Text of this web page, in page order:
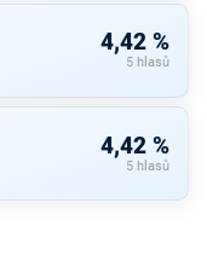
4,42 %
5 hlasů
4,42 %
5 hlasů